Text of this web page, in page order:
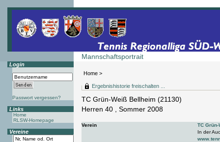
Mannschaftsportrait
Home >
Login
Passwort vergessen?
Links
Home
RLSW-Homepage
Vereine
Ergebnishistorie freischalten ...
TC Grün-Weiß Bellheim (21130)
Herren 40 , Sommer 2008
Verein
TC
In der